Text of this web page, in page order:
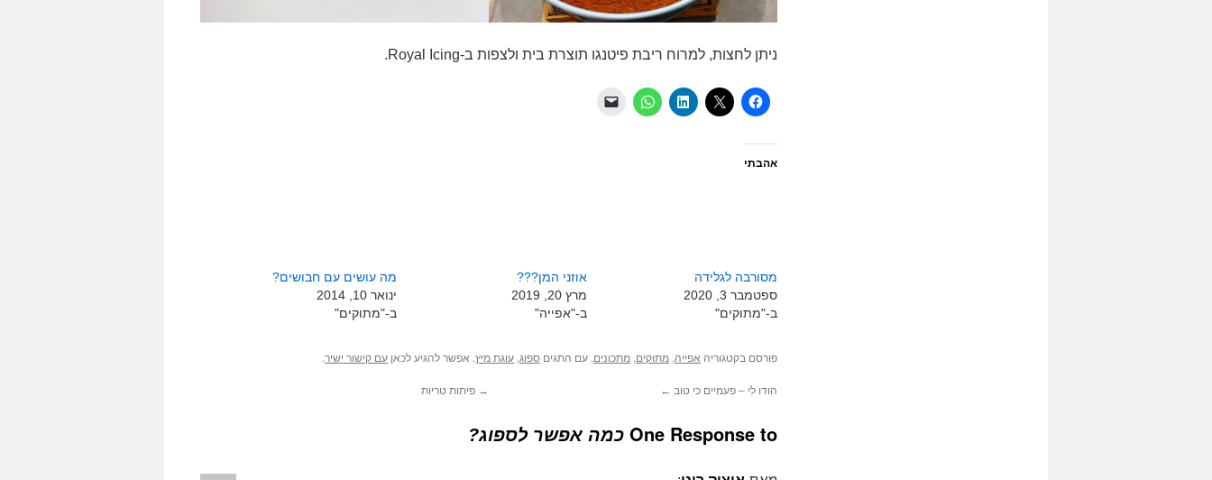
ניתן לחצות, למרוח ריבת פיטנגו תוצרת בית ולצפות ב-Royal Icing.
אהבתי
מסורבה לגלידה
ספטמבר 3, 2020
ב-"מתוקים"
אוזני המן???
מרץ 20, 2019
ב-"אפייה"
מה עושים עם חבושים?
ינואר 10, 2014
ב-"מתוקים"
פורסם בקטגוריה אפייה, מתוקים, מתכונים, עם התגים ספוג, עוגת מיץ. אפשר להגיע לכאן עם קישור ישיר.
→ פיתות טריות הודו לי – פעמיים כי טוב ←
One Response to כמה אפשר לספוג?